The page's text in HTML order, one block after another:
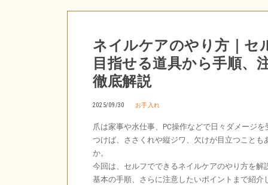
ネイルケアのやり方｜セ
目指せる道具から手順、
徹底解説
2025/09/30 お手入れ
爪は家事や水仕事、PC操作などで日々ダメージ
つけば、ささくれや縦ジワ、欠けが目立つことも
か。
今回は、セルフでできるネイルケアのやり方を解
基本の手順、さらに注意したいポイントまで紹